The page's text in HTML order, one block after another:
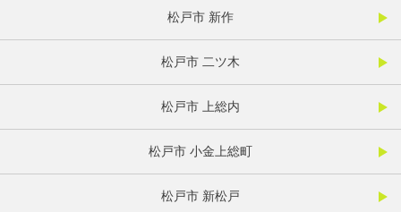
松戸市 新作
松戸市 二ツ木
松戸市 上総内
松戸市 小金上総町
松戸市 新松戸